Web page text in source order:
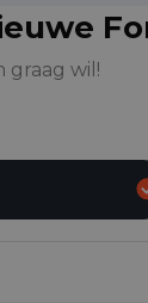
graag wil!